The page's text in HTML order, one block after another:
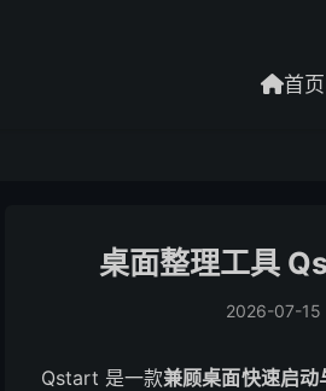
首页
桌面整理工具
2026-07-15
Qstart 是一款兼顾桌面快速启动